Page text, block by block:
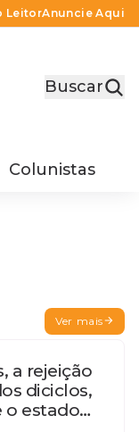
LeitorAnuncie Aqui
Buscar
Colunistas
Ver mais
a rejeição
diciclos,
o estado